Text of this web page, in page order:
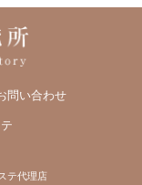
問い合わせ
テ代理店